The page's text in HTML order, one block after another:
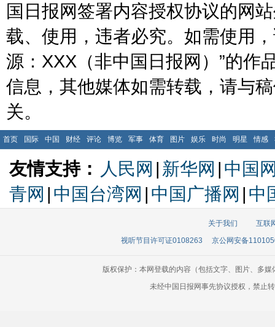
国日报网签署内容授权协议的网
载、使用，违者必究。如需使用
源：XXX（非中国日报网）”的作
信息，其他媒体如需转载，请与
关。
首页 国际 中国 财经 评论 博览 军事 体育 图片 娱乐 时尚 明星 情感
友情支持： 人民网 | 新华网 | 中国
青网 | 中国台湾网 | 中国广播网 | 中
关于我们
互联
视听节目许可证0108263
京公网安备
版权保护：本网登载的内容（包括文字、图片、多
未经中国日报网事先协议授权，禁止